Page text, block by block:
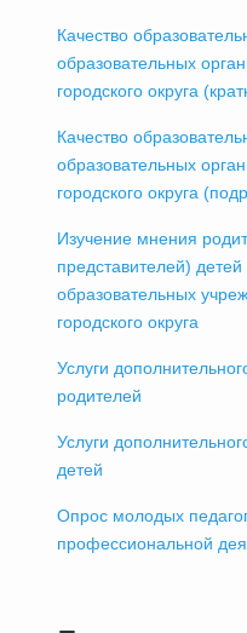
Качество
образовательных
городского округа
Качество
образовательных
городского округа
Изучение мнения
представителей)
образовательных
городского округа
Услуги
родителей
Услуги
детей
Опрос молодых
профессиональной